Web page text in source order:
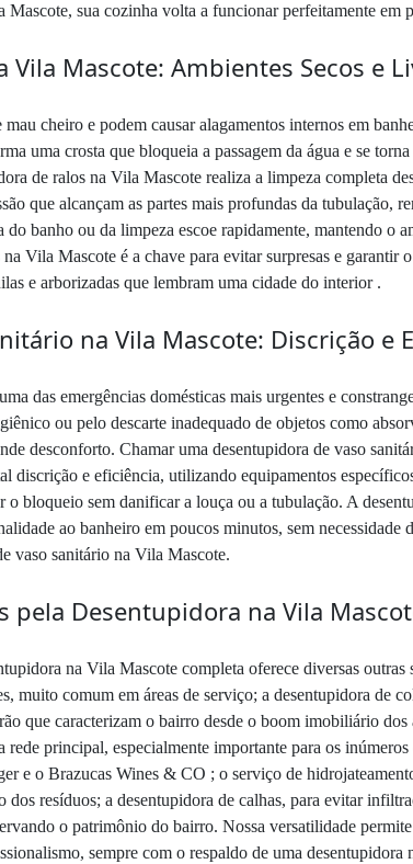
sua cozinha volta a funcionar perfeitamente em
Mascote: Ambientes Secos e
cheiro e podem causar alagamentos internos em
uma crosta que bloqueia a passagem da água e se
de ralos na Vila Mascote realiza a limpeza completa
que alcançam as partes mais profundas da tubulação,
banho ou da limpeza escoe rapidamente, mantendo o
Vila Mascote é a chave para evitar surpresas e
e arborizadas que lembram uma cidade do interior .
na Vila Mascote: Discrição e
das emergências domésticas mais urgentes e
ou pelo descarte inadequado de objetos como
desconforto. Chamar uma desentupidora de vaso
discrição e eficiência, utilizando equipamentos
o bloqueio sem danificar a louça ou a tubulação. A
ao banheiro em poucos minutos, sem necessidade
vaso sanitário na Vila Mascote.
pela Desentupidora na Vila
na Vila Mascote completa oferece diversas
muito comum em áreas de serviço; a desentupidora de
que caracterizam o bairro desde o boom imobiliário
principal, especialmente importante para os
e o Brazucas Wines & CO ; o serviço de
resíduos; a desentupidora de calhas, para evitar
o patrimônio do bairro. Nossa versatilidade
sempre com o respaldo de uma desentupidora